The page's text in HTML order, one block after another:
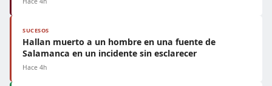
SUCESOS
Hallan muerto a un hombre en una fuente de
Salamanca en un incidente sin esclarecer
Hace 4h